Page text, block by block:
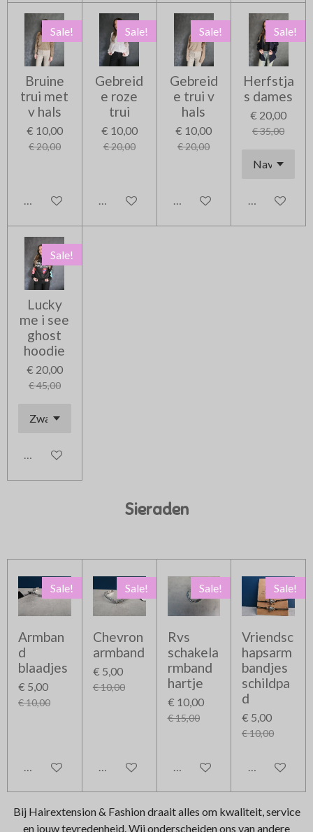
Sale!
Bruine
trui met
v hals
€ 10,00
€ 20,00
In winkelwagen
Sale!
Gebreid
e roze
trui
€ 10,00
€ 20,00
In winkelwagen
Sale!
Gebreid
e trui v
hals
€ 10,00
€ 20,00
In winkelwagen
Sale!
Herfstja
s dames
€ 20,00
€ 35,00
In
Sale!
Lucky
me i see
ghost
hoodie
€ 20,00
€ 45,00
In winkelwagen
Sieraden
Sale!
Armban
d
blaadjes
€ 5,00
€ 10,00
In winkelwagen
Sale!
Chevron
armband
€ 5,00
€ 10,00
In winkelwagen
Sale!
Rvs
schakela
rmband
hartje
€ 10,00
€ 15,00
In winkelwagen
Sale!
Vriendsc
hapsarm
bandjes
schildpa
d
€ 5,00
€ 10,00
In
Bij Hairextension & Fashion draait alles om kwaliteit, service
en jouw tevredenheid. Wij onderscheiden ons van andere